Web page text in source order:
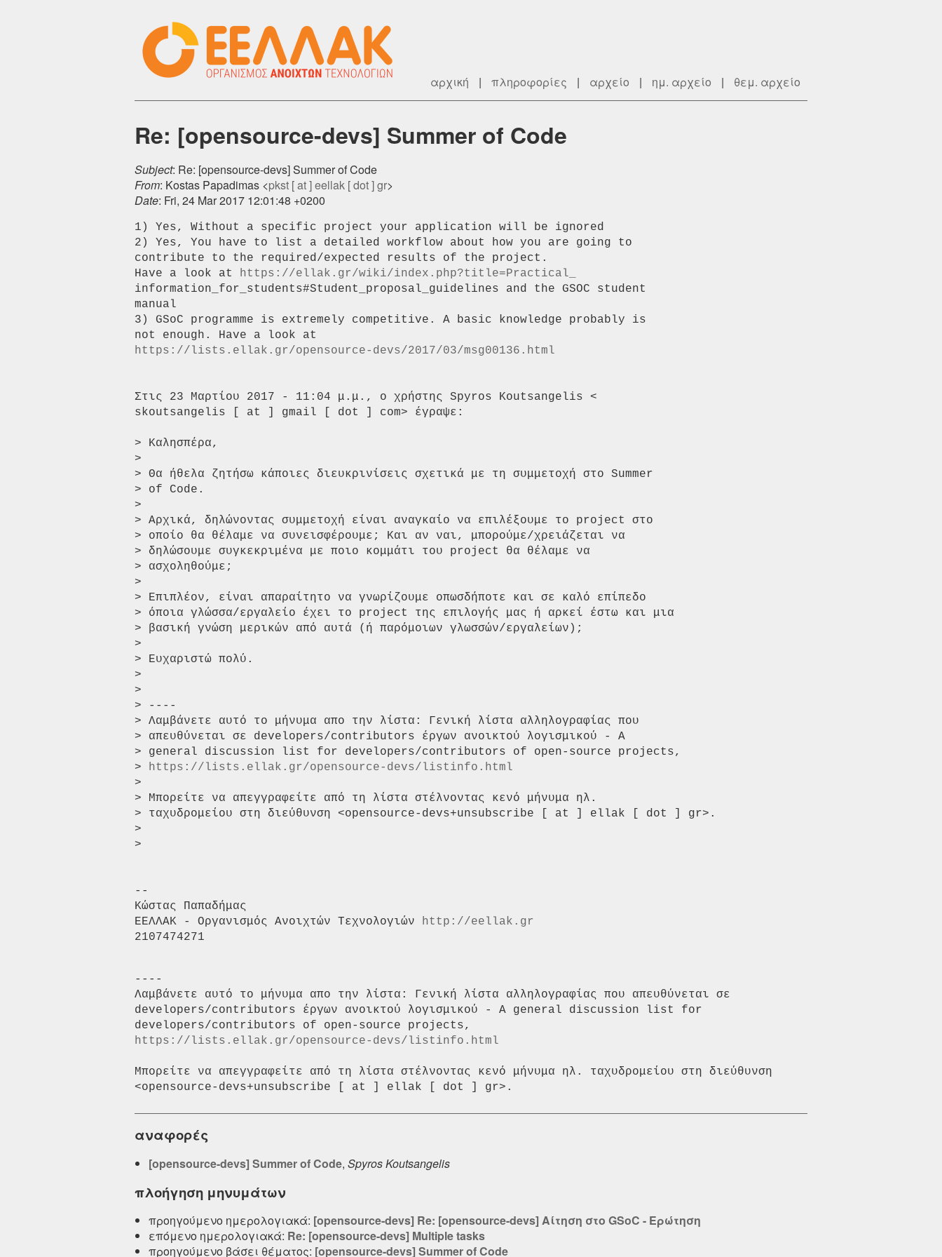
αρχική | πληροφορίες | αρχείο | ημ. αρχείο | θεμ. αρχείο
Re: [opensource-devs] Summer of Code
Subject: Re: [opensource-devs] Summer of Code
From: Kostas Papadimas <pkst [ at ] eellak [ dot ] gr>
Date: Fri, 24 Mar 2017 12:01:48 +0200
1) Yes, Without a specific project your application will be ignored
2) Yes, You have to list a detailed workflow about how you are going to
contribute to the required/expected results of the project.
Have a look at https://ellak.gr/wiki/index.php?title=Practical_
information_for_students#Student_proposal_guidelines and the GSOC student
manual
3) GSoC programme is extremely competitive. A basic knowledge probably is
https://lists.ellak.gr/opensource-devs/2017/03/msg00136.html
Στις 23 Μαρτίου 2017 - 11:04 μ.μ., ο χρήστης Spyros Koutsangelis <
skoutsangelis [ at ] gmail [ dot ] com> έγραψε:
> Καλησπέρα,
>
> Θα ήθελα ζητήσω κάποιες διευκρινίσεις σχετικά με τη συμμετοχή στο Summer
> of Code.
>
> Αρχικά, δηλώνοντας συμμετοχή είναι αναγκαίο να επιλέξουμε το project στο
> οποίο θα θέλαμε να συνεισφέρουμε; Και αν ναι, μπορούμε/χρειάζεται να
> δηλώσουμε συγκεκριμένα με ποιο κομμάτι του project θα θέλαμε να
> ασχοληθούμε;
>
> Επιπλέον, είναι απαραίτητο να γνωρίζουμε οπωσδήποτε και σε καλό επίπεδο
> όποια γλώσσα/εργαλείο έχει το project της επιλογής μας ή αρκεί έστω και μια
> βασική γνώση μερικών από αυτά (ή παρόμοιων γλωσσών/εργαλείων);
>
> Ευχαριστώ πολύ.
>
>
> ----
> Λαμβάνετε αυτό το μήνυμα απο την λίστα: Γενική λίστα αλληλογραφίας που
> απευθύνεται σε developers/contributors έργων ανοικτού λογισμικού - A
> general discussion list for developers/contributors of open-source projects,
> https://lists.ellak.gr/opensource-devs/listinfo.html
>
> Μπορείτε να απεγγραφείτε από τη λίστα στέλνοντας κενό μήνυμα ηλ.
> ταχυδρομείου στη διεύθυνση <opensource-devs+unsubscribe [ at ] ellak [ dot ] gr>.
>
>
--
Κώστας Παπαδήμας
ΕΕΛΛΑΚ - Οργανισμός Ανοιχτών Τεχνολογιών http://eellak.gr
----
Λαμβάνετε αυτό το μήνυμα απο την λίστα: Γενική λίστα αλληλογραφίας που απευθύνεται σε
developers/contributors έργων ανοικτού λογισμικού - A general discussion list for
https://lists.ellak.gr/opensource-devs/listinfo.html
Μπορείτε να απεγγραφείτε από τη λίστα στέλνοντας κενό μήνυμα ηλ. ταχυδρομείου στη διεύθυνση
αναφορές
[opensource-devs] Summer of Code, Spyros Koutsangelis
πλοήγηση μηνυμάτων
προηγούμενο ημερολογιακά: [opensource-devs] Re: [opensource-devs] Αίτηση στο GSoC - Ερώτηση
επόμενο ημερολογιακά: Re: [opensource-devs] Multiple tasks
προηγούμενο βάσει θέματος: [opensource-devs] Summer of Code